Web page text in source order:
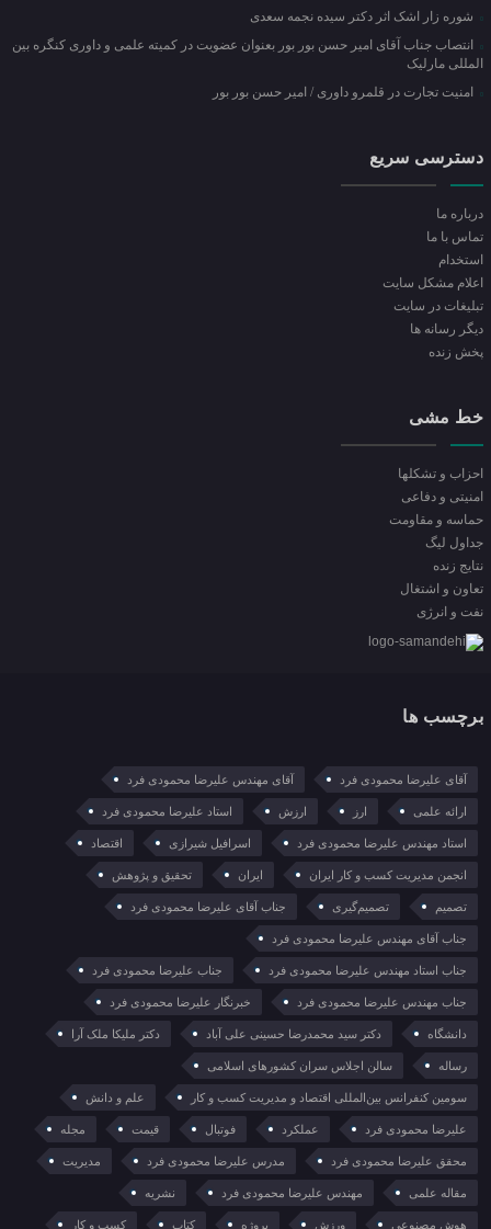
شوره زار اشک اثر دکتر سیده نجمه سعدی
انتصاب جناب آقای امیر حسن بور بور بعنوان عضویت در کمیته علمی و داوری کنگره بین
المللی مارلیک
امنیت تجارت در قلمرو داوری / امیر حسن بور بور
دسترسی سریع
درباره ما
تماس با ما
استخدام
اعلام مشکل سایت
تبلیغات در سایت
ديگر رسانه ها
پخش زنده
خط مشی
احزاب و تشکلها
امنیتی و دفاعی
حماسه و مقاومت
جداول لیگ
نتایج زنده
تعاون و اشتغال
نفت و انرژی
برچسب ها
آقای علیرضا محمودی فرد آقای مهندس علیرضا محمودی فرد
ارائه علمی ارز ارزش استاد علیرضا محمودی فرد
استاد مهندس علیرضا محمودی فرد اسرافیل شیرازی اقتصاد
انجمن مدیریت کسب و کار ایران ایران تحقیق و پژوهش
تصمیم تصمیم‌گیری جناب آقای علیرضا محمودی فرد
جناب آقای مهندس علیرضا محمودی فرد
جناب استاد مهندس علیرضا محمودی فرد جناب علیرضا محمودی فرد
جناب مهندس علیرضا محمودی فرد خبرنگار علیرضا محمودی فرد
دانشگاه دکتر سید محمدرضا حسینی علی آباد دکتر ملیکا ملک آرا
رساله سالن اجلاس سران کشورهای اسلامی
سومین کنفرانس بین‌المللی اقتصاد و مدیریت کسب و کار علم و دانش
علیرضا محمودی فرد عملکرد فوتبال قیمت مجله
محقق علیرضا محمودی فرد مدرس علیرضا محمودی فرد مدیریت
مقاله علمی مهندس علیرضا محمودی فرد نشریه
هوش مصنوعی ورزش پروژه کتاب کسب و کار